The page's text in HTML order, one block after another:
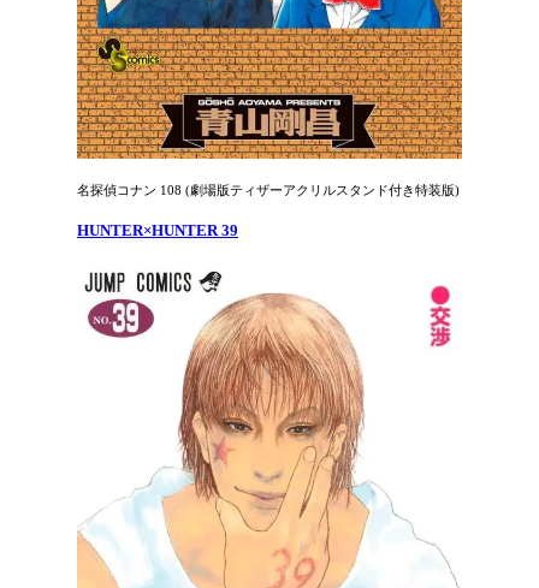
名探偵コナン 108 (劇場版ティザーアクリルスタンド付き特装版)
HUNTER×HUNTER 39